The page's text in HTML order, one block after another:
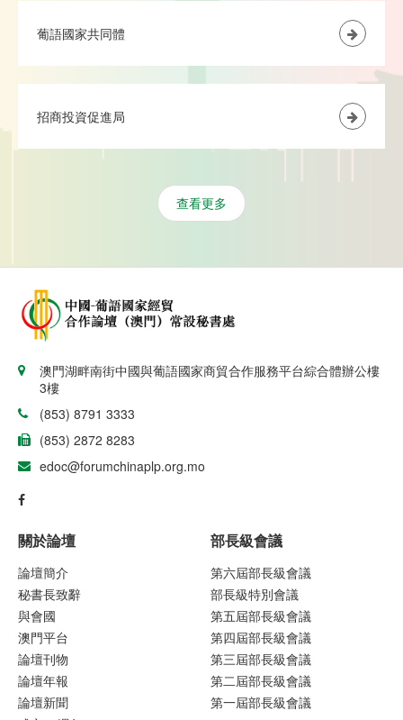
葡語國家共同體
招商投資促進局
查看更多
澳門湖畔南街中國與葡語國家商貿合作服務平台綜合體辦公樓
3樓
(853) 8791 3333
(853) 2872 8283
edoc@forumchinaplp.org.mo
關於論壇
論壇簡介
秘書長致辭
與會國
澳門平台
論壇刊物
論壇年報
論壇新聞
部長級會議
第六屆部長級會議
部長級特別會議
第五屆部長級會議
第四屆部長級會議
第三屆部長級會議
第二屆部長級會議
第一屆部長級會議